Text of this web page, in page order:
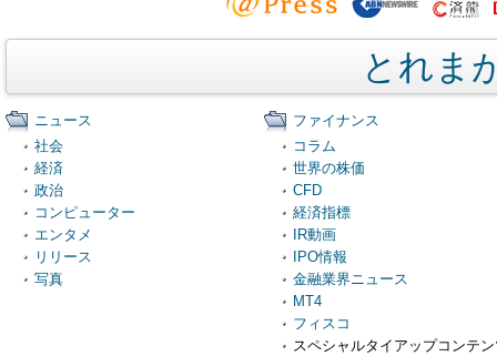
とれま
ニュース
社会
経済
政治
コンピューター
エンタメ
リリース
写真
ファイナンス
コラム
世界の株価
CFD
経済指標
IR動画
IPO情報
金融業界ニュース
MT4
フィスコ
スペシャルタイアップコンテ